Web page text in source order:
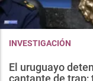
INVESTIGACIÓN
El uruguayo
cantante de trap;